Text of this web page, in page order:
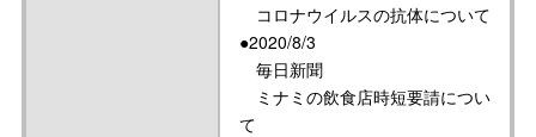
コロナウイルスの抗体について
●2020/8/3
毎日新聞
ミナミの飲食店時短要請につい
て